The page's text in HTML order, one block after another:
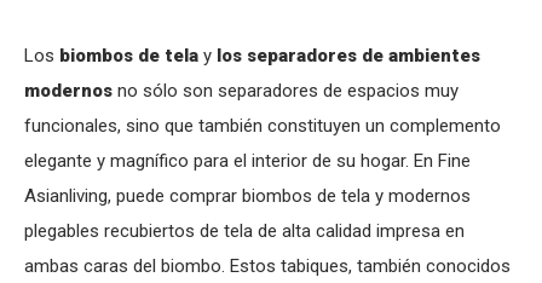
Los biombos de tela y los separadores de ambientes
modernos no sólo son separadores de espacios muy
funcionales, sino que también constituyen un complemento
elegante y magnífico para el interior de su hogar. En Fine
Asianliving, puede comprar biombos de tela y modernos
plegables recubiertos de tela de alta calidad impresa en
ambas caras del biombo. Estos tabiques, también conocidos